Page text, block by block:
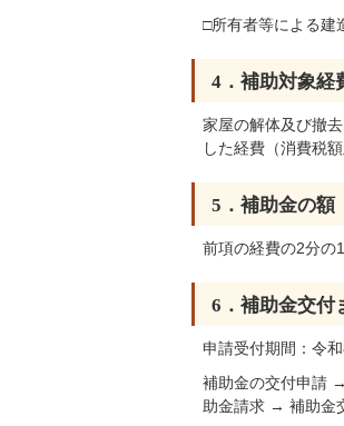
□所有者等による建
4．補助対象経
家屋の解体及び撤
した経費（消費税
5．補助金の額
前項の経費の2分の
6．補助金交付
申請受付期間：令
補助金の交付申請
助金請求 → 補助金